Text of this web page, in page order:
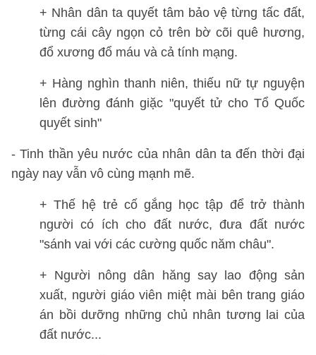
+ Nhân dân ta quyết tâm bảo vệ từng tấc đất,
từng cái cây ngọn cỏ trên bờ cõi quê hương,
đổ xương đổ máu và cả tính mạng.
+ Hàng nghìn thanh niên, thiếu nữ tự nguyện
lên đường đánh giặc "quyết tử cho Tổ Quốc
quyết sinh"
- Tinh thần yêu nước của nhân dân ta đến thời đại
ngày nay vẫn vô cùng mạnh mẽ.
+ Thế hệ trẻ cố gắng học tập để trở thành
người có ích cho đất nước, đưa đất nước
"sánh vai với các cường quốc năm châu".
+ Người nông dân hăng say lao động sản
xuất, người giáo viên miệt mài bên trang giáo
án bồi dưỡng những chủ nhân tương lai của
đất nước...